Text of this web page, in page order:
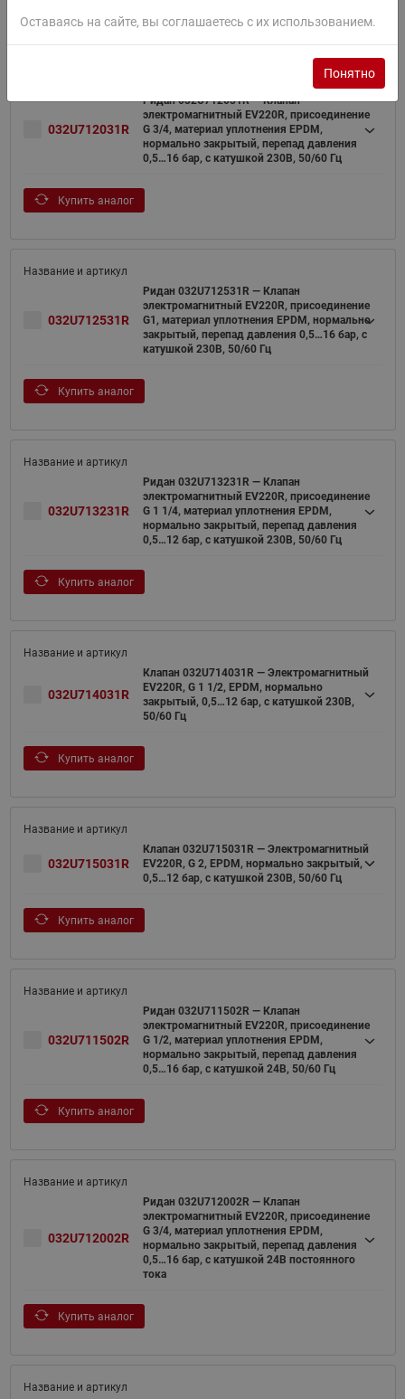
032U712031R
Ридан 032U712031R — Клапан
электромагнитный EV220R, присоединение
G 3/4, материал уплотнения EPDM,
нормально закрытый, перепад давления
0,5…16 бар, с катушкой 230В, 50/60 Гц
Купить аналог
032U712531R
Ридан 032U712531R — Клапан
электромагнитный EV220R, присоединение
G1, материал уплотнения EPDM, нормально
закрытый, перепад давления 0,5…16 бар, с
катушкой 230В, 50/60 Гц
Купить аналог
032U713231R
Ридан 032U713231R — Клапан
электромагнитный EV220R, присоединение
G 1 1/4, материал уплотнения EPDM,
нормально закрытый, перепад давления
0,5…12 бар, с катушкой 230В, 50/60 Гц
Купить аналог
032U714031R
Клапан 032U714031R — Электромагнитный
EV220R, G 1 1/2, EPDM, нормально
закрытый, 0,5…12 бар, с катушкой 230В,
50/60 Гц
Купить аналог
032U715031R
Клапан 032U715031R — Электромагнитный
EV220R, G 2, EPDM, нормально закрытый,
0,5…12 бар, с катушкой 230В, 50/60 Гц
Купить аналог
032U711502R
Ридан 032U711502R — Клапан
электромагнитный EV220R, присоединение
G 1/2, материал уплотнения EPDM,
нормально закрытый, перепад давления
0,5…16 бар, с катушкой 24В, 50/60 Гц
Купить аналог
032U712002R
Ридан 032U712002R — Клапан
электромагнитный EV220R, присоединение
G 3/4, материал уплотнения EPDM,
нормально закрытый, перепад давления
0,5…16 бар, с катушкой 24В постоянного
тока
Купить аналог
Оставаясь на сайте, вы соглашаетесь с их использованием.
Понятно